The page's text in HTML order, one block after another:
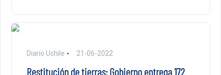
Diario Uchile 21-06-2022
Restitución de tierras: Gobierno entrega 172